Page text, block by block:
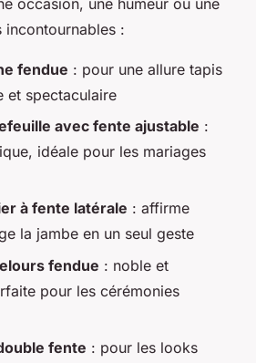
incontournables :
fendue : pour une allure tapis
et spectaculaire
avec fente ajustable :
idéale pour les mariages
à fente latérale : affirme
la jambe en un seul geste
fendue : noble et
pour les cérémonies
fente : pour les looks